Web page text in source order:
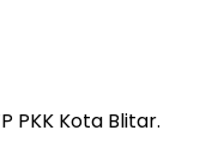
PKK Kota Blitar.